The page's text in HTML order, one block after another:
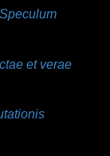
Speculum
et verae